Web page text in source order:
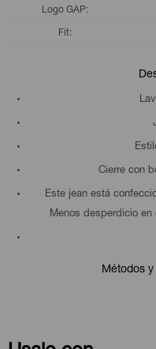
Logo GAP
Fit
Cierre con
Este jean está
Menos desperdicio en
Métodos